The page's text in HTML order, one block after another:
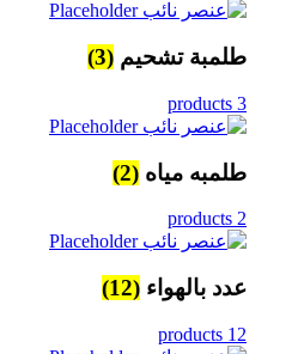
طلمبة تشحيم (3)
3 products
طلمبه مياه (2)
2 products
عدد بالهواء (12)
12 products